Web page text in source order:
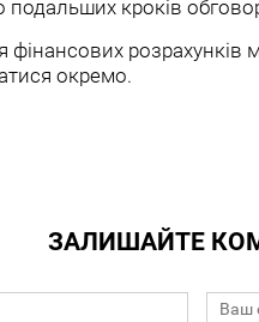
подальших кроків
фінансових
окремо.
ЗАЛИШАЙТЕ